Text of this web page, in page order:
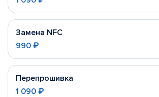
Замена NFC
990 ₽
Перепрошивка
1 090 ₽